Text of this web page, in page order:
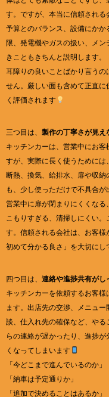
す。ですが、本当に信頼される
予算とのバランス、設備にか
限、発電機やガスの扱い、メ
きこともきちんと説明します。
耳障りの良いことばかり言うの
せん。厳しい面も含めて正直
く評価されます
三つ目は、 製作の丁寧さが見え
キッチンカーは、営業中にお
すが、実際に長く使うためには
断熱、換気、給排水、扉や収
も、少し使っただけで不具合が
営業中に扉が閉まりにくくな
こもりすぎる、清掃しにくい
す。信頼される会社は、お客
初めて分かる良さ」を大切にし
四つ目は、 連絡や進捗共有がし
キッチンカーを依頼するお客
ます。出店先の交渉、メニュ
談、仕入れ先の確保など、や
らの連絡が遅かったり、進捗
くなってしまいます
「今どこまで進んでいるのか」
「納車は予定通りか」
「追加で決めることはあるか」